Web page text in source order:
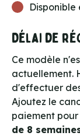
Disponible
Délai de
Ce modèle
actuellement.
d'effectuer
Ajoutez le
paiement
de 8